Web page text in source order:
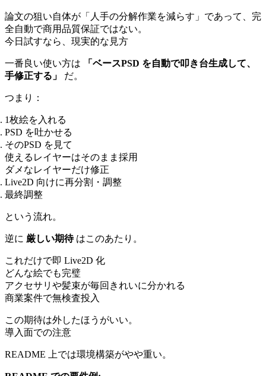
論文の狙い自体が「人手の分解作業を減らす」であって、完
全自動で商用品質保証ではない。
今日試すなら、現実的な見方
一番良い使い方は
「ベースPSD を自動で叩き台生成して、
手修正する」
だ。
つまり：
1枚絵を入れる
PSD を吐かせる
そのPSD を見て
使えるレイヤーはそのまま採用
ダメなレイヤーだけ修正
Live2D 向けに再分割・調整
最終調整
という流れ。
逆に 厳しい期待はこのあたり。
これだけで即 Live2D 化
どんな絵でも完璧
アクセサリや髪束が毎回きれいに分かれる
商業案件で無検査投入
この期待は外したほうがいい。
導入面での注意
README 上では環境構築がやや重い。